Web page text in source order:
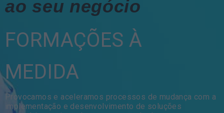
ao seu negócio
FORMAÇÕES À
MEDIDA
Provocamos e aceleramos processos de mudança com a
implementação e desenvolvimento de soluções